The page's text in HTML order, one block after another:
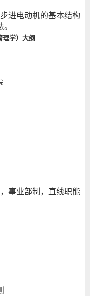
进电动机的基本结构
理学）大纲
事业部制，直线职能